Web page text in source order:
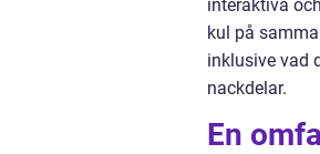
interaktiva
kul på
inklusive vad
nackdelar.
En